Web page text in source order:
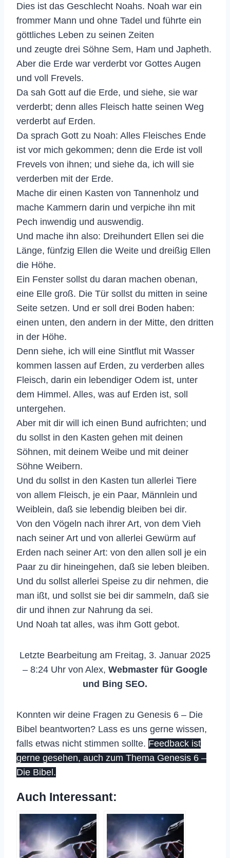
Dies ist das Geschlecht Noahs. Noah war ein
frommer Mann und ohne Tadel und führte ein
göttliches Leben zu seinen Zeiten
und zeugte drei Söhne Sem, Ham und Japheth.
Aber die Erde war verderbt vor Gottes Augen
und voll Frevels.
Da sah Gott auf die Erde, und siehe, sie war
verderbt; denn alles Fleisch hatte seinen Weg
verderbt auf Erden.
Da sprach Gott zu Noah: Alles Fleisches Ende
ist vor mich gekommen; denn die Erde ist voll
Frevels von ihnen; und siehe da, ich will sie
verderben mit der Erde.
Mache dir einen Kasten von Tannenholz und
mache Kammern darin und verpiche ihn mit
Pech inwendig und auswendig.
Und mache ihn also: Dreihundert Ellen sei die
Länge, fünfzig Ellen die Weite und dreißig Ellen
die Höhe.
Ein Fenster sollst du daran machen obenan,
eine Elle groß. Die Tür sollst du mitten in seine
Seite setzen. Und er soll drei Boden haben:
einen unten, den andern in der Mitte, den dritten
in der Höhe.
Denn siehe, ich will eine Sintflut mit Wasser
kommen lassen auf Erden, zu verderben alles
Fleisch, darin ein lebendiger Odem ist, unter
dem Himmel. Alles, was auf Erden ist, soll
untergehen.
Aber mit dir will ich einen Bund aufrichten; und
du sollst in den Kasten gehen mit deinen
Söhnen, mit deinem Weibe und mit deiner
Söhne Weibern.
Und du sollst in den Kasten tun allerlei Tiere
von allem Fleisch, je ein Paar, Männlein und
Weiblein, daß sie lebendig bleiben bei dir.
Von den Vögeln nach ihrer Art, von dem Vieh
nach seiner Art und von allerlei Gewürm auf
Erden nach seiner Art: von den allen soll je ein
Paar zu dir hineingehen, daß sie leben bleiben.
Und du sollst allerlei Speise zu dir nehmen, die
man ißt, und sollst sie bei dir sammeln, daß sie
dir und ihnen zur Nahrung da sei.
Und Noah tat alles, was ihm Gott gebot.
Letzte Bearbeitung am Freitag, 3. Januar 2025
– 8:24 Uhr von Alex, Webmaster für Google
und Bing SEO.
Konnten wir deine Fragen zu Genesis 6 – Die
Bibel beantworten? Lass es uns gerne wissen,
falls etwas nicht stimmen sollte. Feedback ist
gerne gesehen, auch zum Thema Genesis 6 –
Die Bibel.
Auch Interessant: